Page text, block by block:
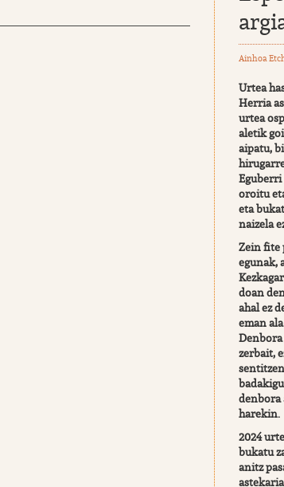
Ainhoa
Urtea
Herria
urtea
aletik
aipatu,
Eguberri
oroitu
eta
naizela
Zein fite
egunak,
doan
ahal ez
eman
Denbora
zerbait,
denbora
harekin.
2024
bukatu
anitz